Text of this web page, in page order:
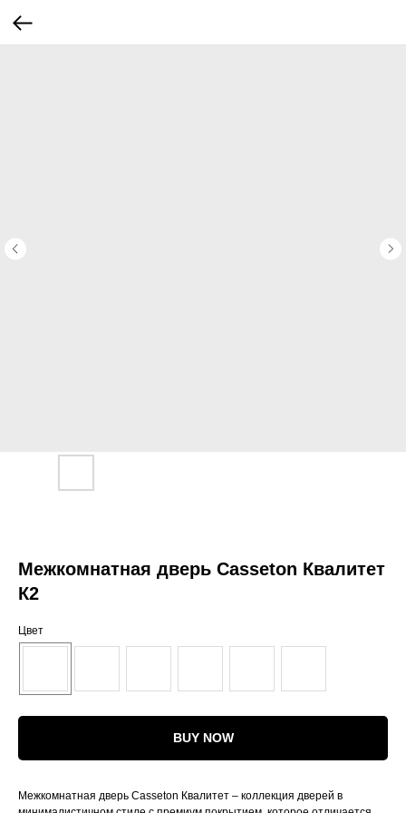
Межкомнатная дверь Casseton Квалитет
К2
Цвет
BUY NOW
Межкомнатная дверь Casseton Квалитет – коллекция дверей в